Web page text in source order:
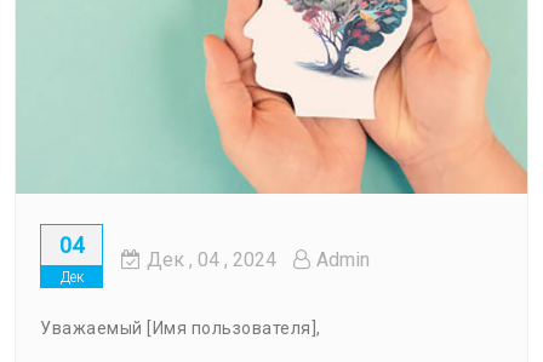
04
Дек
Дек , 04 , 2024 Admin
Уважаемый [Имя пользователя],